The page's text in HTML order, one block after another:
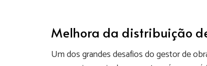
Melhora da distribuição
Um dos grandes desafios do gestor de